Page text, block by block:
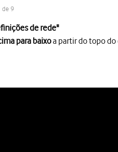
de 9
de rede"
para baixoa partir do topo do